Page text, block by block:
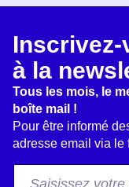
Inscrivez-
à la
Tous les mois, le
boîte mail !
Pour être informé
adresse email via le